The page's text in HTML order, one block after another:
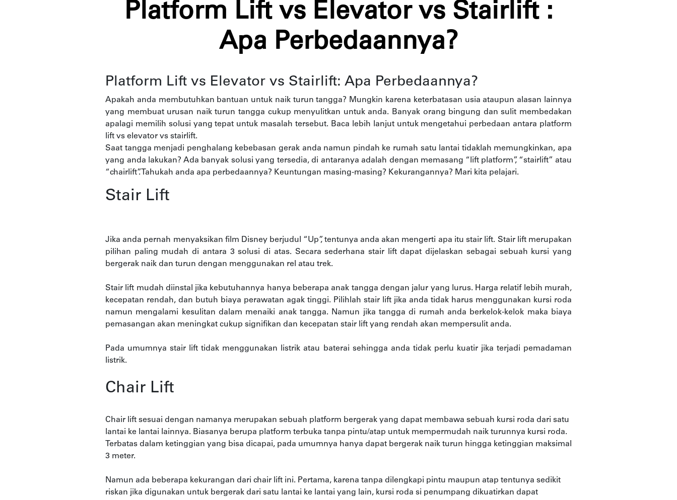
Platform Lift vs Elevator vs Stairlift :
Apa Perbedaannya?
Platform Lift vs Elevator vs Stairlift: Apa Perbedaannya?
Apakah anda membutuhkan bantuan untuk naik turun tangga? Mungkin karena keterbatasan usia ataupun alasan lainnya
yang membuat urusan naik turun tangga cukup menyulitkan untuk anda. Banyak orang bingung dan sulit membedakan
apalagi memilih solusi yang tepat untuk masalah tersebut. Baca lebih lanjut untuk mengetahui perbedaan antara platform
lift vs elevator vs stairlift.
Saat tangga menjadi penghalang kebebasan gerak anda namun pindah ke rumah satu lantai tidaklah memungkinkan, apa
yang anda lakukan? Ada banyak solusi yang tersedia, di antaranya adalah dengan memasang “lift platform”, “stairlift” atau
“chairlift”. Tahukah anda apa perbedaannya? Keuntungan masing-masing? Kekurangannya? Mari kita pelajari.
Stair Lift
Jika anda pernah menyaksikan film Disney berjudul “Up”, tentunya anda akan mengerti apa itu stair lift. Stair lift merupakan
pilihan paling mudah di antara 3 solusi di atas. Secara sederhana stair lift dapat dijelaskan sebagai sebuah kursi yang
bergerak naik dan turun dengan menggunakan rel atau trek.
Stair lift mudah diinstal jika kebutuhannya hanya beberapa anak tangga dengan jalur yang lurus. Harga relatif lebih murah,
kecepatan rendah, dan butuh biaya perawatan agak tinggi. Pilihlah stair lift jika anda tidak harus menggunakan kursi roda
namun mengalami kesulitan dalam menaiki anak tangga. Namun jika tangga di rumah anda berkelok-kelok maka biaya
pemasangan akan meningkat cukup signifikan dan kecepatan stair lift yang rendah akan mempersulit anda.
Pada umumnya stair lift tidak menggunakan listrik atau baterai sehingga anda tidak perlu kuatir jika terjadi pemadaman
listrik.
Chair Lift
Chair lift sesuai dengan namanya merupakan sebuah platform bergerak yang dapat membawa sebuah kursi roda dari satu
lantai ke lantai lainnya. Biasanya berupa platform terbuka tanpa pintu/atap untuk mempermudah naik turunnya kursi roda.
Terbatas dalam ketinggian yang bisa dicapai, pada umumnya hanya dapat bergerak naik turun hingga ketinggian maksimal
3 meter.
Namun ada beberapa kekurangan dari chair lift ini. Pertama, karena tanpa dilengkapi pintu maupun atap tentunya sedikit
riskan jika digunakan untuk bergerak dari satu lantai ke lantai yang lain, kursi roda si penumpang dikuatirkan dapat